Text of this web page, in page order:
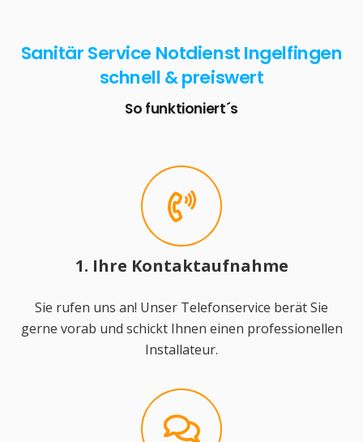
Sanitär Service Notdienst Ingelfingen
schnell & preiswert
So funktioniert´s
1. Ihre Kontaktaufnahme
Sie rufen uns an! Unser Telefonservice berät Sie
gerne vorab und schickt Ihnen einen professionellen
Installateur.